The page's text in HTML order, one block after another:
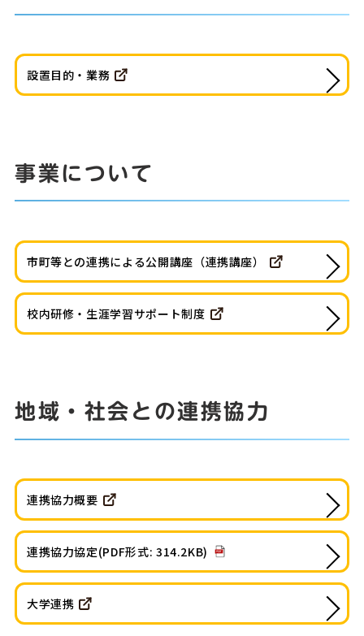
設置目的・業務
事業について
市町等との連携による公開講座（連携講座）
校内研修・生涯学習サポート制度
地域・社会との連携協力
連携協力概要
連携協力協定(PDF形式: 314.2KB)
大学連携